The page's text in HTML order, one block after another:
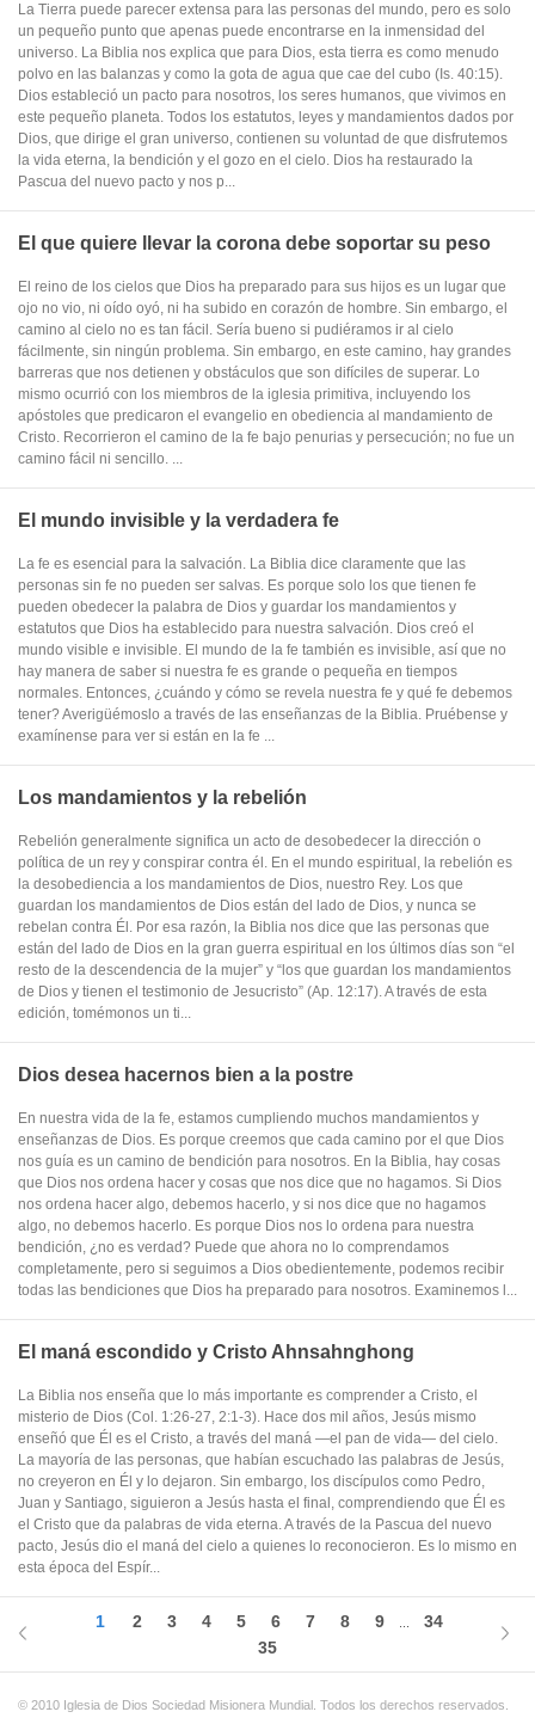
La Tierra puede parecer extensa para las personas del mundo, pero es solo
un pequeño punto que apenas puede encontrarse en la inmensidad del
universo. La Biblia nos explica que para Dios, esta tierra es como menudo
polvo en las balanzas y como la gota de agua que cae del cubo (Is. 40:15).
Dios estableció un pacto para nosotros, los seres humanos, que vivimos en
este pequeño planeta. Todos los estatutos, leyes y mandamientos dados por
Dios, que dirige el gran universo, contienen su voluntad de que disfrutemos
la vida eterna, la bendición y el gozo en el cielo. Dios ha restaurado la
Pascua del nuevo pacto y nos p...
El que quiere llevar la corona debe soportar su peso
El reino de los cielos que Dios ha preparado para sus hijos es un lugar que
ojo no vio, ni oído oyó, ni ha subido en corazón de hombre. Sin embargo, el
camino al cielo no es tan fácil. Sería bueno si pudiéramos ir al cielo
fácilmente, sin ningún problema. Sin embargo, en este camino, hay grandes
barreras que nos detienen y obstáculos que son difíciles de superar. Lo
mismo ocurrió con los miembros de la iglesia primitiva, incluyendo los
apóstoles que predicaron el evangelio en obediencia al mandamiento de
Cristo. Recorrieron el camino de la fe bajo penurias y persecución; no fue un
camino fácil ni sencillo. ...
El mundo invisible y la verdadera fe
La fe es esencial para la salvación. La Biblia dice claramente que las
personas sin fe no pueden ser salvas. Es porque solo los que tienen fe
pueden obedecer la palabra de Dios y guardar los mandamientos y
estatutos que Dios ha establecido para nuestra salvación. Dios creó el
mundo visible e invisible. El mundo de la fe también es invisible, así que no
hay manera de saber si nuestra fe es grande o pequeña en tiempos
normales. Entonces, ¿cuándo y cómo se revela nuestra fe y qué fe debemos
tener? Averigüémoslo a través de las enseñanzas de la Biblia. Pruébense y
examínense para ver si están en la fe ...
Los mandamientos y la rebelión
Rebelión generalmente significa un acto de desobedecer la dirección o
política de un rey y conspirar contra él. En el mundo espiritual, la rebelión es
la desobediencia a los mandamientos de Dios, nuestro Rey. Los que
guardan los mandamientos de Dios están del lado de Dios, y nunca se
rebelan contra Él. Por esa razón, la Biblia nos dice que las personas que
están del lado de Dios en la gran guerra espiritual en los últimos días son “el
resto de la descendencia de la mujer” y “los que guardan los mandamientos
de Dios y tienen el testimonio de Jesucristo” (Ap. 12:17). A través de esta
edición, tomémonos un ti...
Dios desea hacernos bien a la postre
En nuestra vida de la fe, estamos cumpliendo muchos mandamientos y
enseñanzas de Dios. Es porque creemos que cada camino por el que Dios
nos guía es un camino de bendición para nosotros. En la Biblia, hay cosas
que Dios nos ordena hacer y cosas que nos dice que no hagamos. Si Dios
nos ordena hacer algo, debemos hacerlo, y si nos dice que no hagamos
algo, no debemos hacerlo. Es porque Dios nos lo ordena para nuestra
bendición, ¿no es verdad? Puede que ahora no lo comprendamos
completamente, pero si seguimos a Dios obedientemente, podemos recibir
todas las bendiciones que Dios ha preparado para nosotros. Examinemos l...
El maná escondido y Cristo Ahnsahnghong
La Biblia nos enseña que lo más importante es comprender a Cristo, el
misterio de Dios (Col. 1:26-27, 2:1-3). Hace dos mil años, Jesús mismo
enseñó que Él es el Cristo, a través del maná —el pan de vida— del cielo.
La mayoría de las personas, que habían escuchado las palabras de Jesús,
no creyeron en Él y lo dejaron. Sin embargo, los discípulos como Pedro,
Juan y Santiago, siguieron a Jesús hasta el final, comprendiendo que Él es
el Cristo que da palabras de vida eterna. A través de la Pascua del nuevo
pacto, Jesús dio el maná del cielo a quienes lo reconocieron. Es lo mismo en
esta época del Espír...
1 2 3 4 5 6 7 8 9
34
35
© 2010 Iglesia de Dios Sociedad Misionera Mundial. Todos los derechos reservados.